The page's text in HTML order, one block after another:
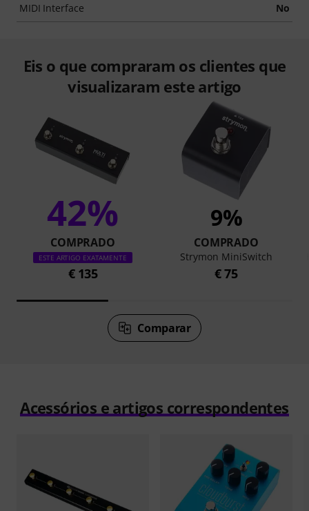
MIDI Interface No
Eis o que compraram os clientes que
visualizaram este artigo
42%
COMPRADO
ESTE ARTIGO EXATAMENTE
€ 135
9%
COMPRADO
Strymon MiniSwitch
€ 75
Comparar
Acessórios e artigos correspondentes